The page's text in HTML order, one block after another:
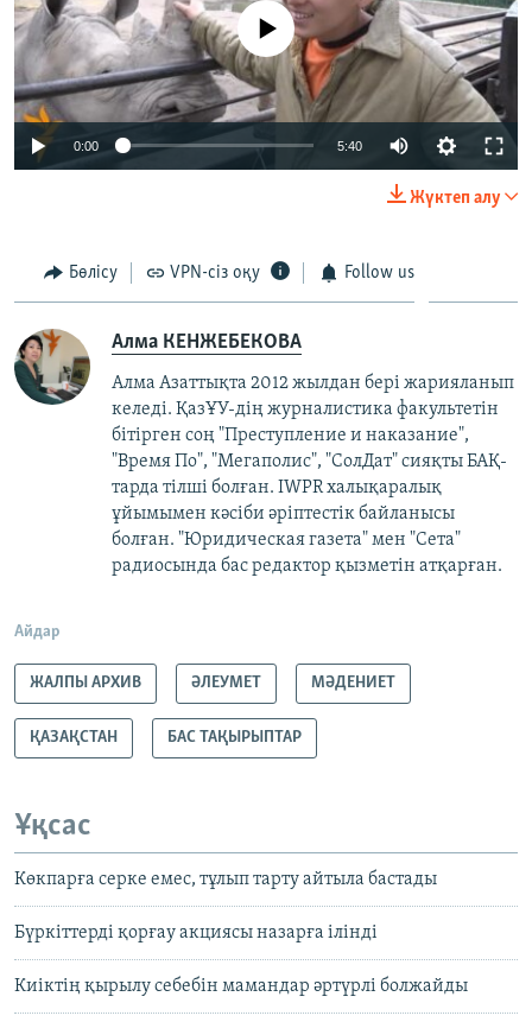
No media source currently available
0:00 5:40
Жүктеп алу
Бөлісу VPN-сіз оқу Follow us
Алма КЕНЖЕБЕКОВА
Алма Азаттықта 2012 жылдан бері жарияланып
келеді. ҚазҰУ-дің журналистика факультетін
бітірген соң "Преступление и наказание",
"Время По", "Мегаполис", "СолДат" сияқты БАҚ-
тарда тілші болған. IWPR халықаралық
ұйымымен кәсіби әріптестік байланысы
болған. "Юридическая газета" мен "Сета"
радиосында бас редактор қызметін атқарған.​
Айдар
ЖАЛПЫ АРХИВ ӘЛЕУМЕТ МӘДЕНИЕТ
ҚАЗАҚСТАН БАС ТАҚЫРЫПТАР
Ұқсас
Көкпарға серке емес, тұлып тарту айтыла бастады
Бүркіттерді қорғау акциясы назарға ілінді
Киіктің қырылу себебін мамандар әртүрлі болжайды